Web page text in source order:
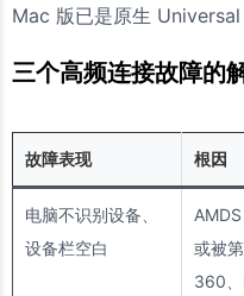
Mac 版已是原生 Universal
三个高频连接故障的
故障表现 根因
电脑不识别设备、
设备栏空白
或被
360